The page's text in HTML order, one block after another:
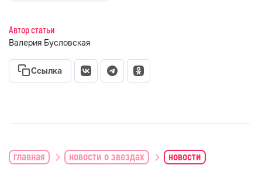
Автор статьи
Валерия Бусловская
Ссылка
главная новости о звездах новости